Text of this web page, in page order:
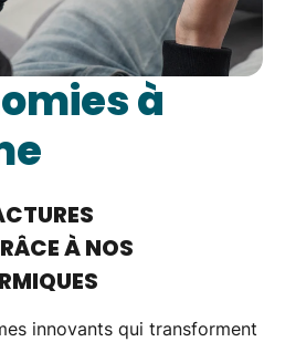
à
À NOS
innovants qui transforment